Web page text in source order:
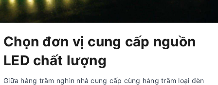
Chọn đơn vị cung cấp nguồn
LED chất lượng
Giữa hàng trăm nghìn nhà cung cấp cùng hàng trăm loại đèn